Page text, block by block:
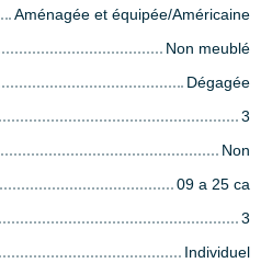
Aménagée et équipée/Américaine
Non meublé
Dégagée
3
Non
09 a 25 ca
3
Individuel